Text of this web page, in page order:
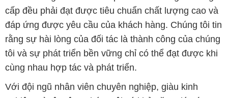
cấp đều phải đạt được tiêu chuẩn chất lượng cao và
đáp ứng được yêu cầu của khách hàng. Chúng tôi tin
rằng sự hài lòng của đối tác là thành công của chúng
tôi và sự phát triển bền vững chỉ có thể đạt được khi
cùng nhau hợp tác và phát triển.
Với đội ngũ nhân viên chuyên nghiệp, giàu kinh